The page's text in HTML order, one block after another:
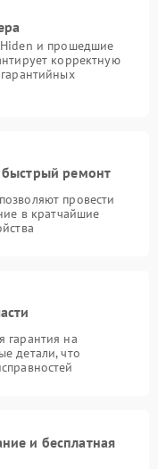
Hiden и прошедшие
корректную
быстрый ремонт
провести
в кратчайшие
гарантия на
детали, что
и бесплатная